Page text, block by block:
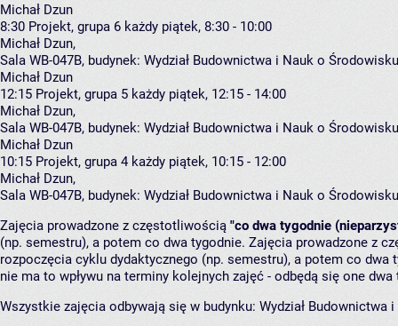
Michał Dzun
8:30 Projekt, grupa 6 każdy piątek, 8:30 - 10:00
Michał Dzun,
Sala WB-047B, budynek: Wydział Budownictwa i Nauk o
Michał Dzun
12:15 Projekt, grupa 5 każdy piątek, 12:15 - 14:00
Michał Dzun,
Sala WB-047B, budynek: Wydział Budownictwa i Nauk o
Michał Dzun
10:15 Projekt, grupa 4 każdy piątek, 10:15 - 12:00
Michał Dzun,
Sala WB-047B, budynek: Wydział Budownictwa i Nauk o
Zajęcia prowadzone z częstotliwością "co dwa tygodnie
(np. semestru), a potem co dwa tygodnie. Zajęcia prowadzone z
rozpoczęcia cyklu dydaktycznego (np. semestru), a potem co
nie ma to wpływu na terminy kolejnych zajęć - odbędą się one
Wszystkie zajęcia odbywają się w budynku: Wydział Budownictwa